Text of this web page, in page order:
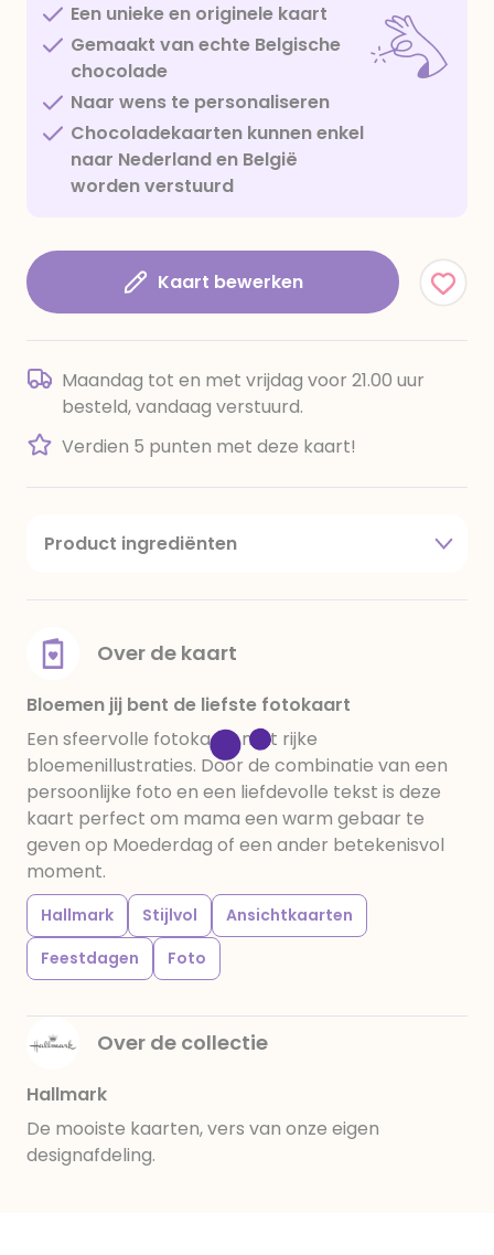
Een unieke en originele kaart
Gemaakt van echte Belgische
chocolade
Naar wens te personaliseren
Chocoladekaarten kunnen enkel
naar Nederland en België
worden verstuurd
Kaart bewerken
Maandag tot en met vrijdag voor 21.00 uur
besteld, vandaag verstuurd.
Verdien 5 punten met deze kaart!
Product ingrediënten
amandelen,cacaomassa, emulgator (sojalecithine),
voedingszuur: citroenzuur E 330, verdikkingsmiddel
E415, water, bevochtigingsmiddel E422, emulgator:
E433, kleurstoffen: E102, E110, E122: kan de activiteit en
concentratie van kinderen negatief beïnvloeden,
E133, E151. Chocolade bevat ten minste 34%
cacaobestanddelen. Kan sporen van gluten
bevatten. Koel en droog bewaren.
Over de kaart
Bloemen jij bent de liefste fotokaart
Een sfeervolle fotokaart met rijke
bloemenillustraties. Door de combinatie van een
persoonlijke foto en een liefdevolle tekst is deze
kaart perfect om mama een warm gebaar te
geven op Moederdag of een ander betekenisvol
moment.
Hallmark Stijlvol
Ansichtkaarten
Feestdagen
Foto
Over de collectie
Hallmark
De mooiste kaarten, vers van onze eigen
designafdeling.